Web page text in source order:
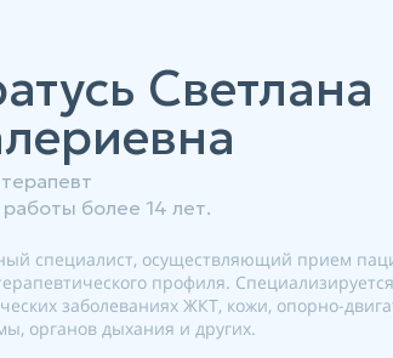
Светлана
более 14 лет.
специалист, осуществляющий прием
профиля.
заболеваниях ЖКТ, кожи, опорно-
органов дыхания и других.